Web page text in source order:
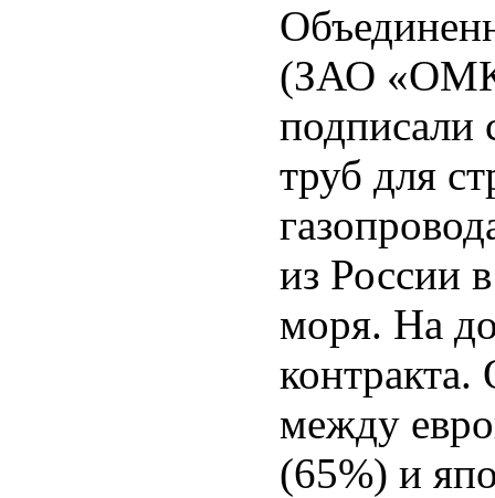
(ЗАО
подписали
труб для
из России
моря. На
контракта.
между
(65%) и